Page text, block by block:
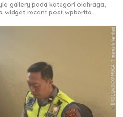
gallery pada kategori olahraga,
widget recent post wpberita.